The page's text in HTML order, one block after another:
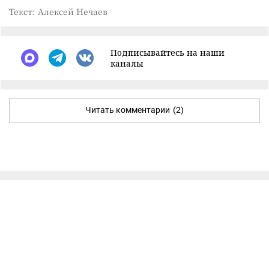
Текст: Алексей Нечаев
Подписывайтесь на наши
каналы
Читать комментарии (2)